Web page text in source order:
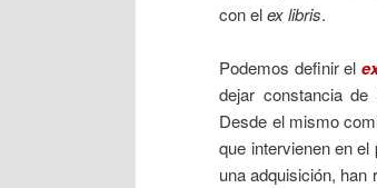
con elex libris.
Podemos definir el
dejar constancia
Desde el mismo
que intervienen en
una adquisición,